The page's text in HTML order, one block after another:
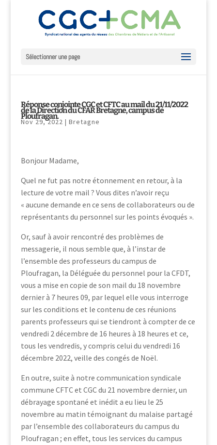
Sélectionner une page
Réponse conjointe CGC et CFTC au mail du 21/11/2022
de la Direction du CFAR Bretagne, campus de
Ploufragan.
Nov 29, 2022 | Bretagne
Bonjour Madame,
Quel ne fut pas notre étonnement en retour, à la
lecture de votre mail ? Vous dites n’avoir reçu
« aucune demande en ce sens de collaborateurs ou de
représentants du personnel sur les points évoqués ».
Or, sauf à avoir rencontré des problèmes de
messagerie, il nous semble que, à l’instar de
l’ensemble des professeurs du campus de
Ploufragan, la Déléguée du personnel pour la CFDT,
vous a mise en copie de son mail du 18 novembre
dernier à 7 heures 09, par lequel elle vous interroge
sur les conditions et le contenu de ces réunions
parents professeurs qui se tiendront à compter de ce
vendredi 2 décembre de 16 heures à 18 heures et ce,
tous les vendredis, y compris celui du vendredi 16
décembre 2022, veille des congés de Noël.
En outre, suite à notre communication syndicale
commune CFTC et CGC du 21 novembre dernier, un
débrayage spontané et inédit a eu lieu le 25
novembre au matin témoignant du malaise partagé
par l’ensemble des collaborateurs du campus du
Ploufragan ; en effet, tous les services du campus